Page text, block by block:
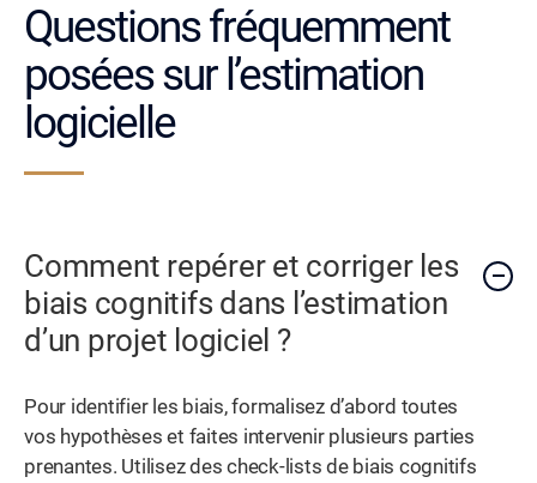
Questions fréquemment
posées sur l’estimation
logicielle
Comment repérer et corriger les
biais cognitifs dans l’estimation
d’un projet logiciel ?
Pour identifier les biais, formalisez d’abord toutes
vos hypothèses et faites intervenir plusieurs parties
prenantes. Utilisez des check-lists de biais cognitifs